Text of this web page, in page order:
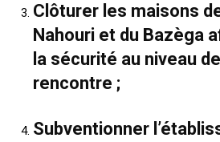
Clôturer les maisons
Nahouri et du Bazèga
la sécurité au niveau
rencontre ;
Subventionner